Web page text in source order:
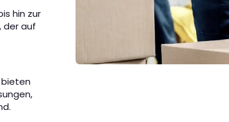
hin zur
der auf
bieten